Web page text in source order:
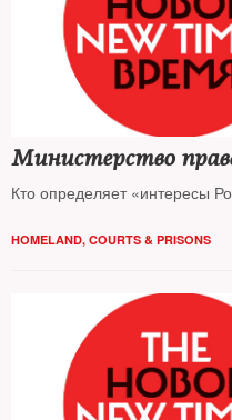
Министерство
Кто определяет «интересы
HOMELAND, COURTS & PRISONS